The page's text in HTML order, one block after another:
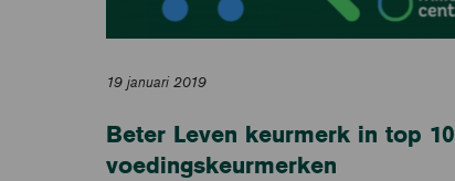
19 januari 2019
Beter Leven keurmerk in top 10
voedingskeurmerken